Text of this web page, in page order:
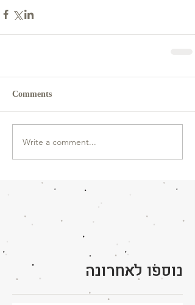
Comments
Write a comment...
נוספו לאחרונה